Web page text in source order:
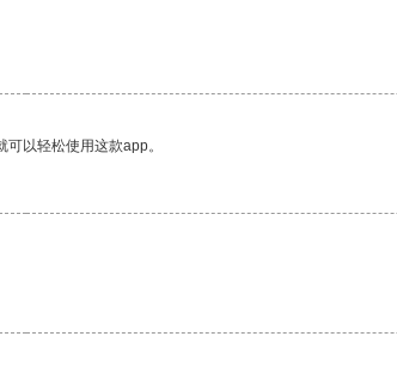
以轻松使用这款app。